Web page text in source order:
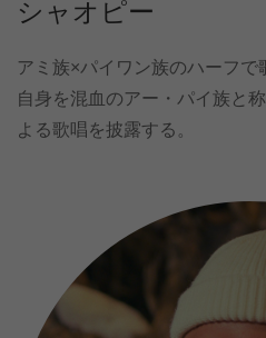
シャオピー
アミ族×パイワン族のハーフで
自身を混血のアー・パイ族と
よる歌唱を披露する。